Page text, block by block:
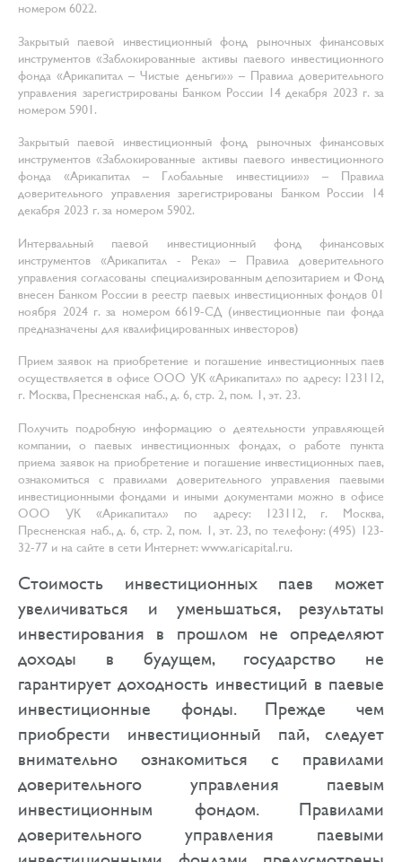
номером 6022.
Закрытый паевой инвестиционный фонд рыночных финансовых
инструментов «Заблокированные активы паевого инвестиционного
фонда «Арикапитал – Чистые деньги»» – Правила доверительного
управления зарегистрированы Банком России 14 декабря 2023 г. за
номером 5901.
Закрытый паевой инвестиционный фонд рыночных финансовых
инструментов «Заблокированные активы паевого инвестиционного
фонда «Арикапитал – Глобальные инвестиции»» – Правила
доверительного управления зарегистрированы Банком России 14
декабря 2023 г. за номером 5902.
Интервальный паевой инвестиционный фонд финансовых
инструментов «Арикапитал - Река» – Правила доверительного
управления согласованы специализированным депозитарием и Фонд
внесен Банком России в реестр паевых инвестиционных фондов 01
ноября 2024 г. за номером 6619-СД (инвестиционные паи фонда
предназначены для квалифицированных инвесторов)
Прием заявок на приобретение и погашение инвестиционных паев
осуществляется в офисе ООО УК «Арикапитал» по адресу: 123112,
г. Москва, Пресненская наб., д. 6, стр. 2, пом. 1, эт. 23.
Получить подробную информацию о деятельности управляющей
компании, о паевых инвестиционных фондах, о работе пункта
приема заявок на приобретение и погашение инвестиционных паев,
ознакомиться с правилами доверительного управления паевыми
инвестиционными фондами и иными документами можно в офисе
ООО УК «Арикапитал» по адресу: 123112, г. Москва,
Пресненская наб., д. 6, стр. 2, пом. 1, эт. 23, по телефону: (495) 123-
32-77 и на сайте в сети Интернет: www.aricapital.ru.
Стоимость инвестиционных паев может
увеличиваться и уменьшаться, результаты
инвестирования в прошлом не определяют
доходы в будущем, государство не
гарантирует доходность инвестиций в паевые
инвестиционные фонды. Прежде чем
приобрести инвестиционный пай, следует
внимательно ознакомиться с правилами
доверительного управления паевым
инвестиционным фондом. Правилами
доверительного управления паевыми